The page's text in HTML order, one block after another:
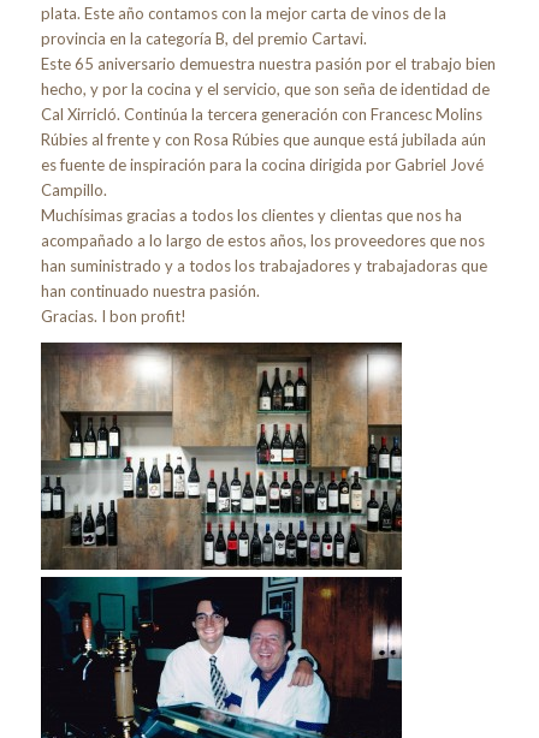
plata. Este año contamos con la mejor carta de vinos de la
provincia en la categoría B, del premio Cartavi.
Este 65 aniversario demuestra nuestra pasión por el trabajo bien
hecho, y por la cocina y el servicio, que son seña de identidad de
Cal Xirricló. Continúa la tercera generación con Francesc Molins
Rúbies al frente y con Rosa Rúbies que aunque está jubilada aún
es fuente de inspiración para la cocina dirigida por Gabriel Jové
Campillo.
Muchísimas gracias a todos los clientes y clientas que nos ha
acompañado a lo largo de estos años, los proveedores que nos
han suministrado y a todos los trabajadores y trabajadoras que
han continuado nuestra pasión.
Gracias. I bon profit!